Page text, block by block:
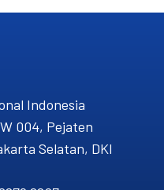
Indonesia
004, Pejaten
Selatan, DKI